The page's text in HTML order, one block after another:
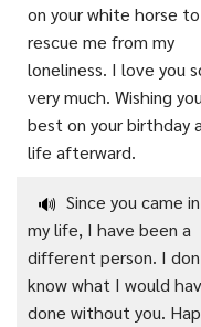
on your white horse to
rescue me from my
loneliness. I love you
very much. Wishing
best on your birthday
life afterward.
🔊 Since you came
my life, I have been a
different person. I
know what I would
done without you.